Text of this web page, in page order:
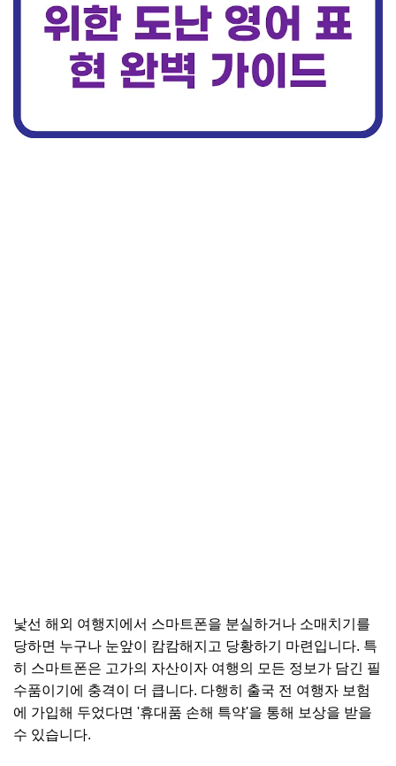
낯선 해외 여행지에서 스마트폰을 분실하거나 소매치기를
당하면 누구나 눈앞이 캄캄해지고 당황하기 마련입니다. 특
히 스마트폰은 고가의 자산이자 여행의 모든 정보가 담긴 필
수품이기에 충격이 더 큽니다. 다행히 출국 전 여행자 보험
에 가입해 두었다면 '휴대품 손해 특약'을 통해 보상을 받을
수 있습니다.